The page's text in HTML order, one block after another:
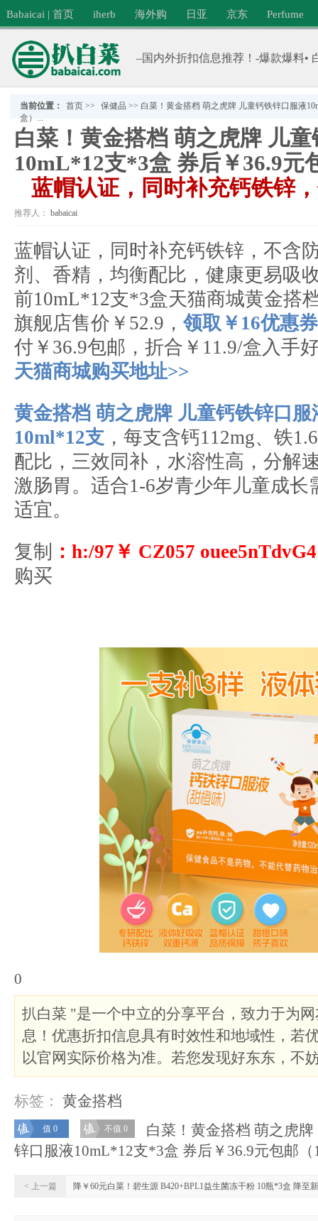
Babaicai | 首页 iherb 海外购 日亚 京东 Perfume
–国内外折扣信息推荐！-爆款爆料•
当前位置： 首页 >> 保健品 >> 白菜！黄金搭档 萌之虎牌 儿童钙铁锌口服液
盒）...
白菜！黄金搭档 萌之虎牌 儿
10mL*12支*3盒 券后￥36.9元
蓝帽认证，同时补充钙铁锌
推荐人： babaicai
蓝帽认证，同时补充钙铁锌，不含
剂、香精，均衡配比，健康更易吸
前10mL*12支*3盒天猫商城黄金搭
旗舰店售价￥52.9， 领取￥16优惠券
付￥36.9包邮，折合￥11.9/盒入手
天猫商城购买地址>>
黄金搭档 萌之虎牌 儿童钙铁锌口服
10ml*12支 ，每支含钙112mg、铁
配比，三效同补，水溶性高，分解
激肠胃。适合1-6岁青少年儿童成长
适宜。
复制
：h:/97￥ CZ057
购买
0
扒白菜 "是一个中立的分享平台，致力于为
息！优惠折扣信息具有时效性和地域性，若
以官网实际价格为准。若您发现好东东，不
标签： 黄金搭档
值 0 不值 0
白菜！黄金搭档 萌之虎牌
锌口服液10mL*12支*3盒 券后￥36.9元包邮（
< 上一篇 降￥60元白菜！碧生源 B420+BPL1益生菌冻干粉 10瓶*3盒 降至